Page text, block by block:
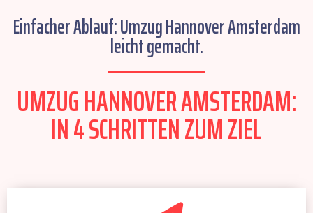
Einfacher Ablauf: Umzug Hannover Amsterdam
leicht gemacht.
UMZUG HANNOVER AMSTERDAM:
IN 4 SCHRITTEN ZUM ZIEL